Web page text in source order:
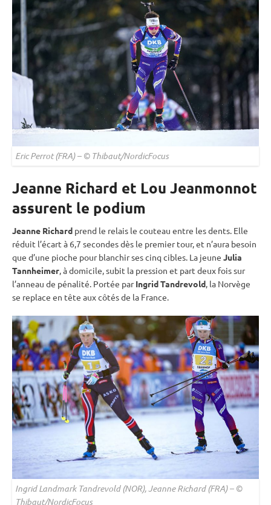
Eric Perrot (FRA) – © Thibaut/NordicFocus
Jeanne Richard et Lou Jeanmonnot
assurent le podium
Jeanne Richard prend le relais le couteau entre les dents. Elle
réduit l’écart à 6,7 secondes dès le premier tour, et n’aura besoin
que d’une pioche pour blanchir ses cinq cibles. La jeune Julia
Tannheimer , à domicile, subit la pression et part deux fois sur
l’anneau de pénalité . Portée parIngrid Tandrevold , la Norvège
se replace en tête aux côtés de la France.
Ingrid Landmark Tandrevold (NOR), Jeanne Richard (FRA) – ©
Thibaut/NordicFocus